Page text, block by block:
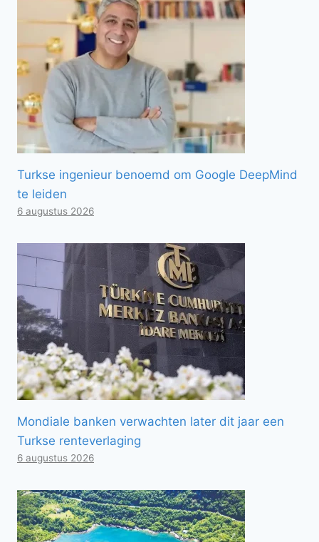
Turkse ingenieur benoemd om Google DeepMind
te leiden
6 augustus 2026
Mondiale banken verwachten later dit jaar een
Turkse renteverlaging
6 augustus 2026